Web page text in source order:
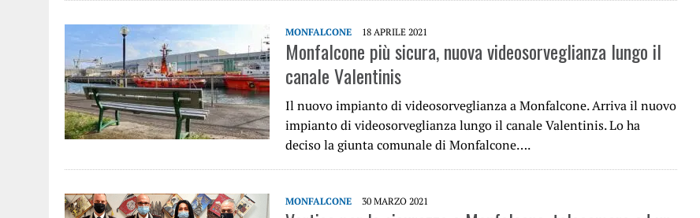
MONFALCONE 18 APRILE 2021
Monfalcone più sicura, nuova videosorveglianza lungo il
canale Valentinis
Il nuovo impianto di videosorveglianza a Monfalcone. Arriva il nuovo
impianto di videosorveglianza lungo il canale Valentinis. Lo ha
deciso la giunta comunale di Monfalcone….
MONFALCONE 30 MARZO 2021